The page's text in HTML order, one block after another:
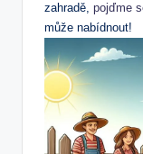
zahradě, pojďme
může nabídnout!